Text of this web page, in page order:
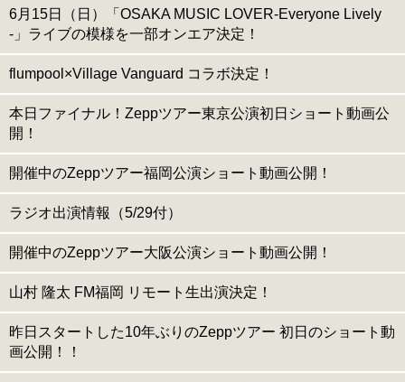
6月15日（日）「OSAKA MUSIC LOVER-Everyone Lively
-」ライブの模様を一部オンエア決定！
flumpool×Village Vanguard コラボ決定！
本日ファイナル！Zeppツアー東京公演初日ショート動画公
開！
開催中のZeppツアー福岡公演ショート動画公開！
ラジオ出演情報（5/29付）
開催中のZeppツアー大阪公演ショート動画公開！
山村 隆太 FM福岡 リモート生出演決定！
昨日スタートした10年ぶりのZeppツアー 初日のショート動
画公開！！